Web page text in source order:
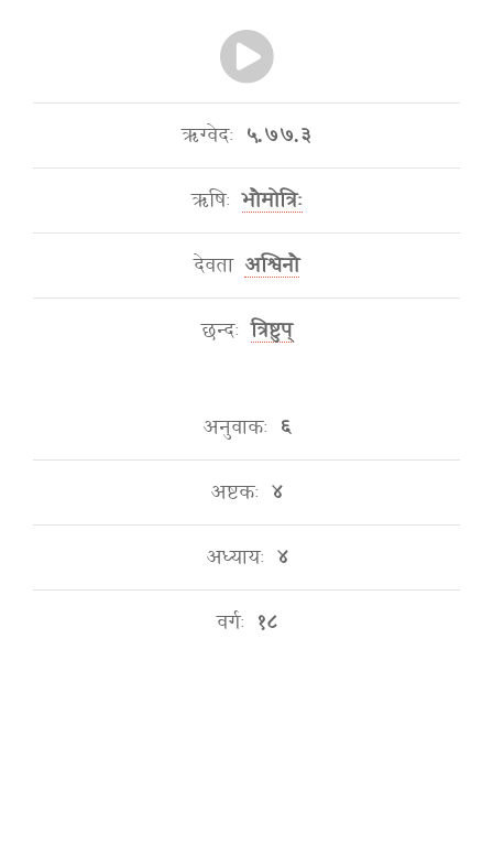
ऋग्वेदः ५.७७.३
ऋषिः भौमोत्रिः
देवता अश्विनौ
छन्दः त्रिष्टुप्
अनुवाकः ६
अष्टकः ४
अध्यायः ४
वर्गः १८